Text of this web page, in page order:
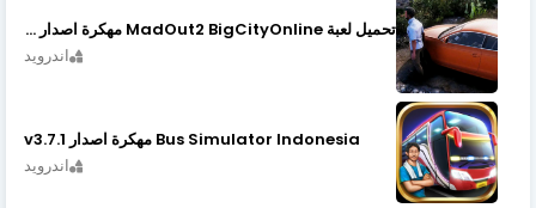
تحميل لعبة MadOut2 BigCityOnline مهكرة اصدار v10.48
اندرويد
Bus Simulator Indonesia مهكرة اصدار v3.7.1
اندرويد